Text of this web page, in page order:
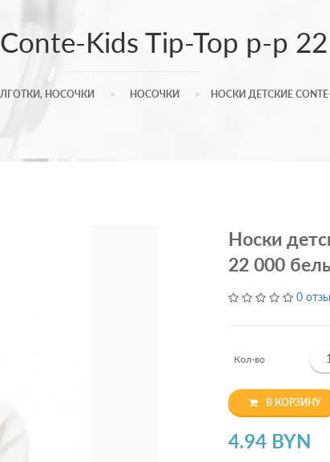
Kids Tip-Top р-р
НОСОЧКИ НОСОЧКИ НОСКИ ДЕТСКИЕ
Носки
22 000
0
Кол-во
В КОРЗИНУ
4.94 BYN